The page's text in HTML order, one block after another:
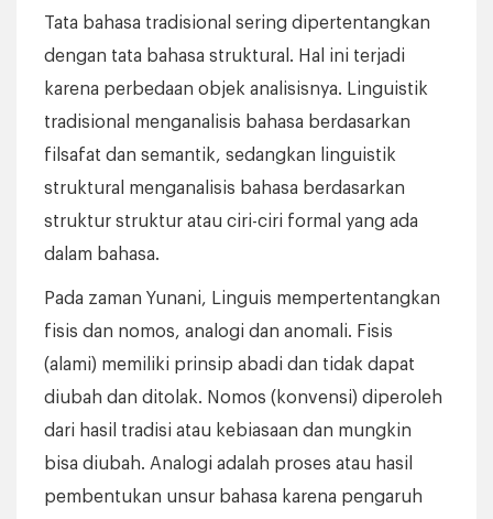
Tata bahasa tradisional sering dipertentangkan
dengan tata bahasa struktural. Hal ini terjadi
karena perbedaan objek analisisnya. Linguistik
tradisional menganalisis bahasa berdasarkan
filsafat dan semantik, sedangkan linguistik
struktural menganalisis bahasa berdasarkan
struktur struktur atau ciri-ciri formal yang ada
dalam bahasa.
Pada zaman Yunani, Linguis mempertentangkan
fisis dan nomos, analogi dan anomali. Fisis
(alami) memiliki prinsip abadi dan tidak dapat
diubah dan ditolak. Nomos (konvensi) diperoleh
dari hasil tradisi atau kebiasaan dan mungkin
bisa diubah. Analogi adalah proses atau hasil
pembentukan unsur bahasa karena pengaruh